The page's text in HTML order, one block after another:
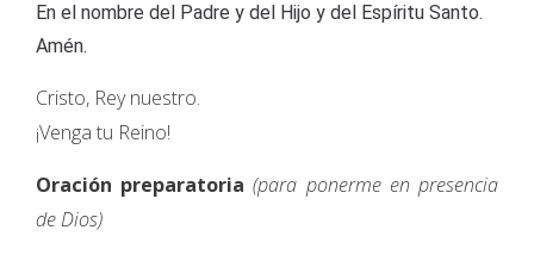
En el nombre del Padre y del Hijo y del Espíritu Santo.
Amén.
Cristo, Rey nuestro.
¡Venga tu Reino!
Oración preparatoria (para ponerme en presencia
de Dios)